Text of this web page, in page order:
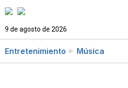
9 de agosto de 2026
Entretenimiento Música